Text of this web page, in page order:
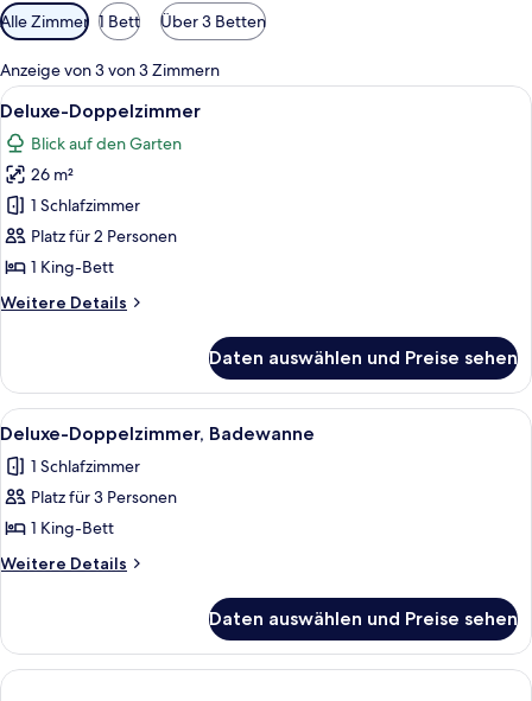
Verfügbare
Filter
für
Zimmer
Alle Zimmer 1 Bett Über 3 Betten
Anzeige von 3 von 3 Zimmern
Alle
Fotos
für
Deluxe-
Doppelzimmer
anzeigen
Ein modernes Schlafzimmer mit
9
Deluxe-Doppelzimmer
Blick auf den Garten
26 m²
1 Schlafzimmer
Platz für 2 Personen
1 King-Bett
Weitere Details
Weitere
Doppelzimmer
Daten auswählen und Preise sehen
Alle
Fotos
für
Deluxe-
Doppelzimmer,
Badewanne
Ein großes Bett mit weißen Leinen
3
Deluxe-Doppelzimmer, Badewanne
1 Schlafzimmer
Platz für 3 Personen
1 King-Bett
Weitere Details
Weitere
Doppelzimmer,
Badewanne
Daten auswählen und Preise sehen